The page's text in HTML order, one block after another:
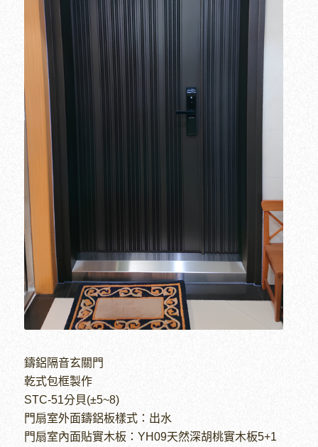
鑄鋁隔音玄關門
乾式包框製作
STC-51分貝(±5~8)
門扇室外面鑄鋁板樣式：出水
門扇室內面貼實木板：YH09天然深胡桃實木板5+1